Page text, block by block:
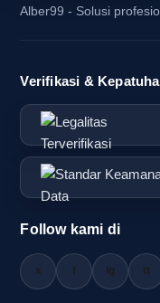
menjadikan
Keberagaman
untuk
spesifikasi proyek
forklift terdekat
menjadi opsi
biaya tanpa
alat yang Anda
Anda berjalan
Alber99 - Solusi
Verifikasi &
Follow kami di
x f ig tt